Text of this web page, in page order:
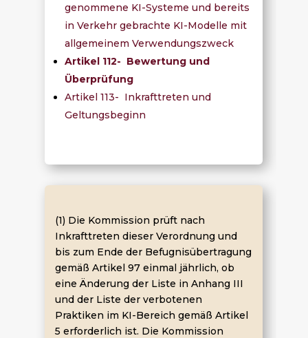
genommene KI-Systeme und bereits
in Verkehr gebrachte KI-Modelle mit
allgemeinem Verwendungszweck
Artikel 112- Bewertung und
Überprüfung
Artikel 113- Inkrafttreten und
Geltungsbeginn
(1) Die Kommission prüft nach
Inkrafttreten dieser Verordnung und
bis zum Ende der Befugnisübertragung
gemäß Artikel 97 einmal jährlich, ob
eine Änderung der Liste in Anhang III
und der Liste der verbotenen
Praktiken im KI-Bereich gemäß Artikel
5 erforderlich ist. Die Kommission